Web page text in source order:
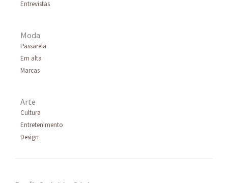
Entrevistas
Moda
Passarela
Em alta
Marcas
Arte
Cultura
Entretenimento
Design